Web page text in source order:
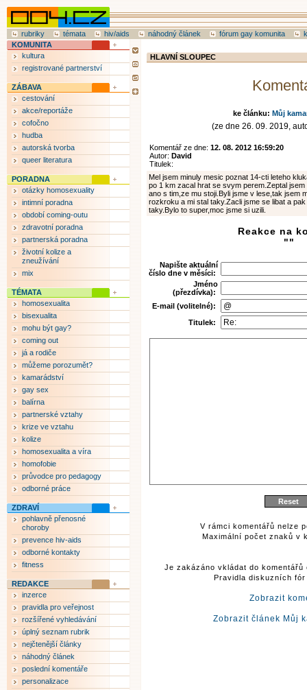
rubriky témata hiv/aids náhodný článek fórum gay komunita
HLAVNÍ SLOUPEC
ke článku: Můj
(ze dne 26. 09. 2019,
Komentář ze dne: 12. 08. 2012 16:59:20
Autor: David
Titulek:
Mel jsem minuly mesic poznat 14-cti leteho
po 1 km zacal hrat se svym perem.Zeptal
ano s tim,ze mu stoji.Byli jsme v lese,tak jsem
rozkroku a mi stal taky.Zacli jsme se libat a
taky.Bylo to super,moc jsme si uzili.
Reakce na
""
Napište aktuální
číslo dne v měsíci:
Jméno
(přezdívka):
E-mail (volitelné):
Titulek:
V rámci komentářů nelze
Maximální počet znaků v
Je zakázáno vkládat do
Pravidla diskuzních
Zobrazit
Zobrazit článek Můj
KOMUNITA
kultura
registrované partnerství
ZÁBAVA
cestování
akce/reportáže
cofočno
hudba
autorská tvorba
queer literatura
PORADNA
otázky homosexuality
intimní poradna
období coming-outu
zdravotní poradna
partnerská poradna
životní kolize a
zneužívání
mix
TÉMATA
homosexualita
bisexualita
mohu být gay?
coming out
já a rodiče
můžeme porozumět?
kamarádství
gay sex
balírna
partnerské vztahy
krize ve vztahu
kolize
homosexualita a víra
homofobie
průvodce pro pedagogy
odborné práce
ZDRAVÍ
pohlavně přenosné
choroby
prevence hiv-aids
odborné kontakty
fitness
REDAKCE
inzerce
pravidla pro veřejnost
rozšířené vyhledávání
úplný seznam rubrik
nejčtenější články
náhodný článek
poslední komentáře
personalizace